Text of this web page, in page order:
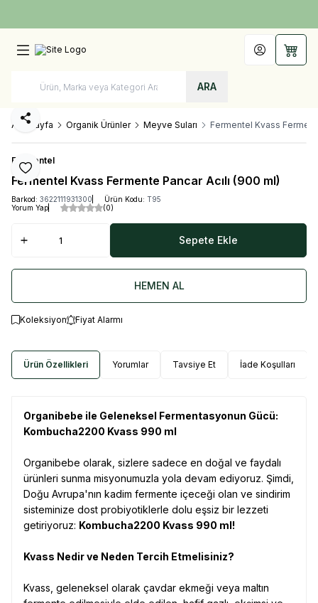
ARA
Hesabım
Ana Sayfa Organik Ürünler Meyve Suları Fermentel Kvass
Favoriye Ekle
Paylaş
Fermentel
Fermentel Kvass Fermente Pancar Acılı (900 ml)
Barkod: 3622111931300 Ürün Kodu: T95
Yorum Yap
(0)
Sepete Ekle
HEMEN AL
Koleksiyon Fiyat Alarmı
Ürün Özellikleri Yorumlar Tavsiye Et İade Koşulları
Organibebe ile Geleneksel Fermentasyonun Gücü:
Kombucha2200 Kvass 990 ml
Organibebe olarak, sizlere sadece en doğal ve faydalı
ürünleri sunma misyonumuzla yola devam ediyoruz. Şimdi,
Doğu Avrupa'nın kadim fermente içeceği olan ve sindirim
sisteminize dost probiyotiklerle dolu eşsiz bir lezzeti
getiriyoruz: Kombucha2200 Kvass 990 ml!
Kvass Nedir ve Neden Tercih Etmelisiniz?
Kvass, geleneksel olarak çavdar ekmeği veya maltın